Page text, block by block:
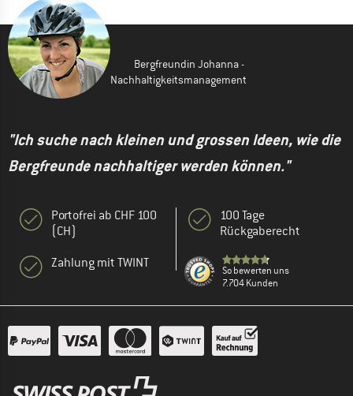
Bergfreundin Johanna -
Nachhaltigkeitsmanagement
"Ich suche nach kleinen und grossen Ideen, wie die
Bergfreunde nachhaltiger werden können."
Portofrei ab CHF 100
(CH)
Zahlung mit TWINT
100 Tage
Rückgaberecht
So bewerten uns
7.704 Kunden